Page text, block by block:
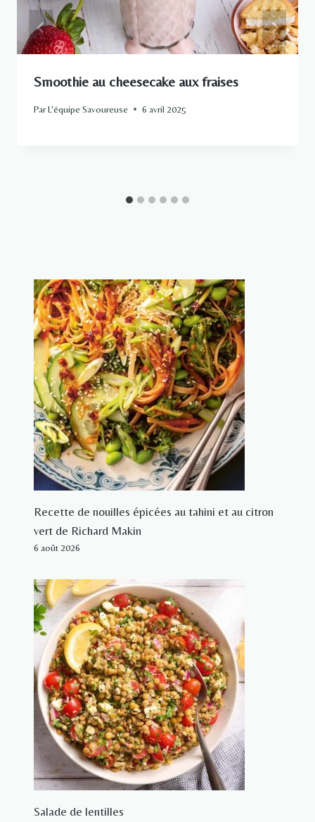
Smoothie au cheesecake aux fraises
ParL'équipe Savoureuse 6 avril 2025
Recette de nouilles épicées au tahini et au citron
vert de Richard Makin
6 août 2026
Salade de lentilles